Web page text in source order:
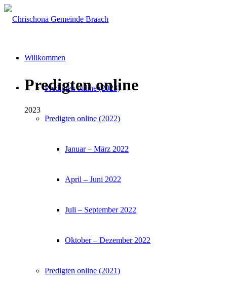
Willkommen
Predigten online (2023)
Predigten online (2022)
Januar – März 2022
April – Juni 2022
Juli – September 2022
Oktober – Dezember 2022
Predigten online (2021)
Predigten online
2023